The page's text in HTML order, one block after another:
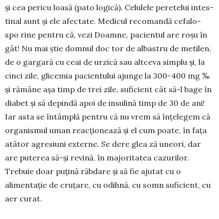
şi cea peri­cu­ loasă (pato­ logică). Celulele pe­re­telui intes­
tinal sunt şi ele afec­tate. Medicul recomandă cefalo­
spo­ rine pentru că, vezi Doamne, pacientul are roşu în
gât! Nu mai ştie domnul doc­­ tor de albastru de metilen,
de o gargară cu ceai de urzică sau alt­ceva simplu şi, la
cinci zile, gli­cemia pa­cientului ajunge la 300-400 mg ‰
şi rămâne aşa timp de trei zile, suficient cât să-l bage în
diabet şi să depindă apoi de insu­lină timp de 30 de ani!
Iar asta se întâmplă pentru că nu vrem să înţe­legem că
organismul uman reacţio­nează şi el cum poate, în faţa
atâtor agresiuni externe. Se dere­ glea­ ză uneori, dar
are puterea să-şi revină, în majoritatea cazu­rilor.
Trebuie doar puţină răbdare şi să fie ajutat cu o
alimentaţie de cruţare, cu odih­nă, cu somn sufi­cient, cu
aer curat.